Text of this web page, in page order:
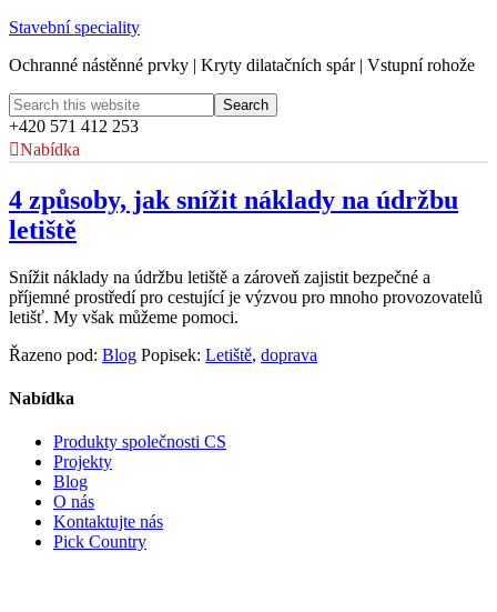
Stavební speciality
Ochranné nástěnné prvky | Kryty dilatačních spár | Vstupní rohože
+420 571 412 253
Nabídka
4 způsoby, jak snížit náklady na údržbu
letiště
Snížit náklady na údržbu letiště a zároveň zajistit bezpečné a
příjemné prostředí pro cestující je výzvou pro mnoho provozovatelů
letišť. My však můžeme pomoci.
Řazeno pod: Blog Popisek: Letiště, doprava
Nabídka
Produkty společnosti CS
Projekty
Blog
O nás
Kontaktujte nás
Pick Country